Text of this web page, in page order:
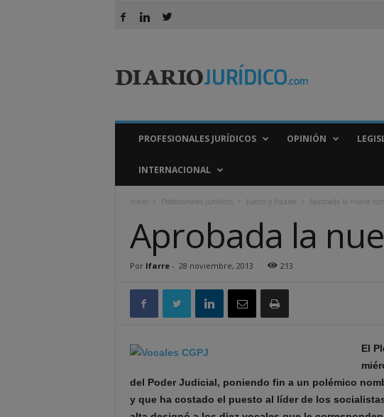
a
r
PROFESIONALES JURÍDICOS OPINIÓN
INTERNACIONAL
Inicio Profesionales Jurídicos Jueces y fiscales Aprobada la nueva
Aprobada la
Por lfarre- 28 noviembre, 2013 213
El
del Poder Judicial, poniendo fin a un polémico
y que ha costado el puesto al líder de los